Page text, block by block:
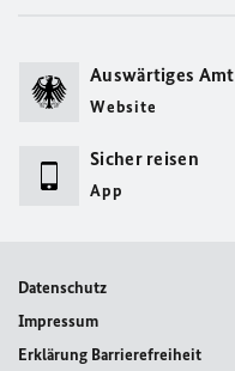
Auswärtiges Amt
Website
Sicher reisen
App
Datenschutz
Impressum
Erklärung Barrierefreiheit